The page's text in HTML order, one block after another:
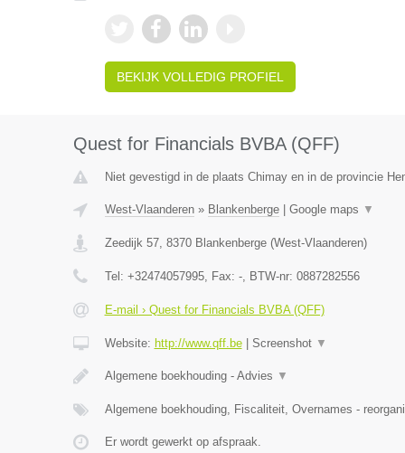
BEKIJK VOLLEDIG PROFIEL
Quest for Financials BVBA (QFF)
Niet gevestigd in de plaats Chimay en in de provincie
West-Vlaanderen» Blankenberge| Google maps ▼
Zeedijk 57, 8370 Blankenberge(West-Vlaanderen)
Tel: +32474057995, Fax: -, BTW-nr: 0887282556
E-mail › Quest for Financials BVBA (QFF)
Website: http://www.qff.be| Screenshot ▼
Algemene boekhouding - Advies ▼
Algemene boekhouding, Fiscaliteit, Overnames -
Er wordt gewerkt op afspraak.